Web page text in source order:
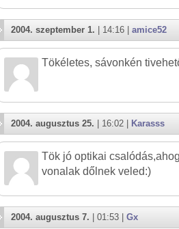
2004. szeptember 1. | 14:16 | amice52
Tökéletes, sávonkén
2004. augusztus 25. | 16:02 | Karasss
Tök jó optikai
vonalak dőlnek veled:)
2004. augusztus 7. | 01:53 | Gx